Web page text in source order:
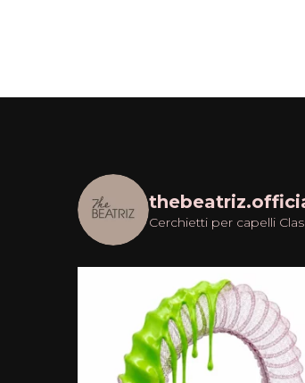
Cerchietti per capelli